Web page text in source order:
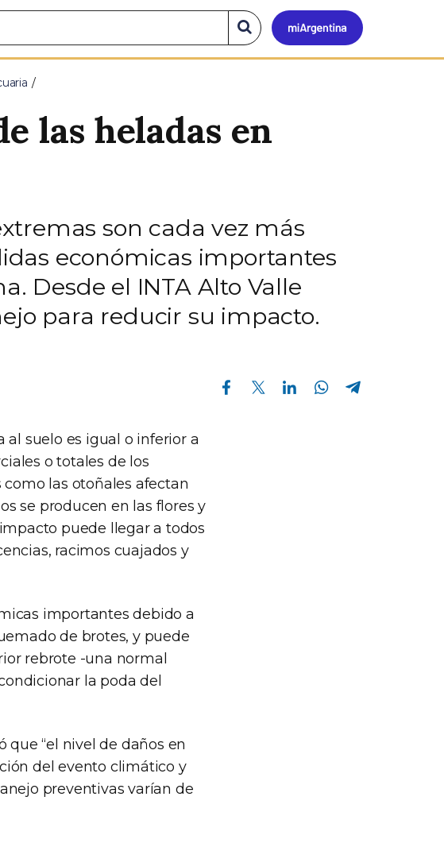
Mi
Buscar
en
el
las heladas en
son cada vez más
económicas importantes
Desde el INTA Alto Valle
para reducir su impacto.
Compartir en Facebook Compartir en Twitter Compartir en Linkedin Compartir en Whatsapp
suelo es igual o inferior a
o totales de los
las otoñales afectan
se producen en las flores y
puede llegar a todos
racimos cuajados y
importantes debido a
de brotes, y puede
rebrote -una normal
la poda del
que “el nivel de daños en
del evento climático y
preventivas varían de